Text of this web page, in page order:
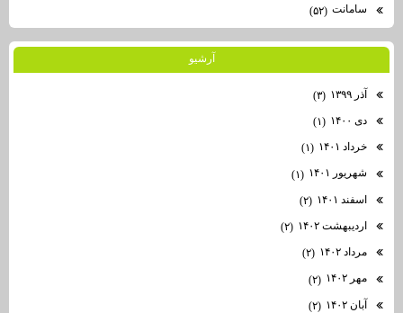
سامانت(۵۲)
آرشيو
آذر ۱۳۹۹
(۳)
دی ۱۴۰۰
(۱)
خرداد ۱۴۰۱
(۱)
شهریور ۱۴۰۱
(۱)
اسفند ۱۴۰۱
(۲)
اردیبهشت ۱۴۰۲
(۲)
مرداد ۱۴۰۲
(۲)
مهر ۱۴۰۲
(۲)
آبان ۱۴۰۲
(۲)